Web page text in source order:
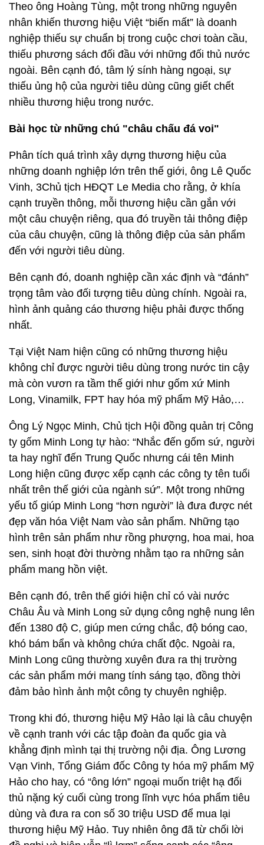
Theo ông Hoàng Tùng, một trong những nguyên
nhân khiến thương hiệu Việt “biến mất” là doanh
nghiệp thiếu sự chuẩn bị trong cuộc chơi toàn cầu,
thiếu phương sách đối đầu với những đối thủ nước
ngoài. Bên cạnh đó, tâm lý sính hàng ngoại, sự
thiếu ủng hộ của người tiêu dùng cũng giết chết
nhiều thương hiệu trong nước.
Bài học từ những chú "châu chấu đá voi"
Phân tích quá trình xây dựng thương hiệu của
những doanh nghiệp lớn trên thế giới, ông Lê Quốc
Vinh, 3Chủ tịch HĐQT Le Media cho rằng, ở khía
cạnh truyền thông, mỗi thương hiệu cần gắn với
một câu chuyện riêng, qua đó truyền tải thông điệp
của câu chuyện, cũng là thông điệp của sản phẩm
đến với người tiêu dùng.
Bên cạnh đó, doanh nghiệp cần xác định và “đánh”
trọng tâm vào đối tượng tiêu dùng chính. Ngoài ra,
hình ảnh quảng cáo thương hiệu phải được thống
nhất.
Tại Việt Nam hiện cũng có những thương hiệu
không chỉ được người tiêu dùng trong nước tin cậy
mà còn vươn ra tầm thế giới như gốm xứ Minh
Long, Vinamilk, FPT hay hóa mỹ phẩm Mỹ Hảo,…
Ông Lý Ngọc Minh, Chủ tịch Hội đồng quản trị Công
ty gốm Minh Long tự hào: “Nhắc đến gốm sứ, người
ta hay nghĩ đến Trung Quốc nhưng cái tên Minh
Long hiện cũng được xếp cạnh các công ty tên tuổi
nhất trên thế giới của ngành sứ”. Một trong những
yếu tố giúp Minh Long “hơn người” là đưa được nét
đẹp văn hóa Việt Nam vào sản phẩm. Những tạo
hình trên sản phẩm như rồng phượng, hoa mai, hoa
sen, sinh hoạt đời thường nhằm tạo ra những sản
phẩm mang hồn việt.
Bên cạnh đó, trên thế giới hiện chỉ có vài nước
Châu Âu và Minh Long sử dụng công nghệ nung lên
đến 1380 độ C, giúp men cứng chắc, độ bóng cao,
khó bám bẩn và không chứa chất độc. Ngoài ra,
Minh Long cũng thường xuyên đưa ra thị trường
các sản phẩm mới mang tính sáng tạo, đồng thời
đảm bảo hình ảnh một công ty chuyên nghiệp.
Trong khi đó, thương hiệu Mỹ Hảo lại là câu chuyện
về cạnh tranh với các tập đoàn đa quốc gia và
khẳng định mình tại thị trường nội địa. Ông Lương
Vạn Vinh, Tổng Giám đốc Công ty hóa mỹ phẩm Mỹ
Hảo cho hay, có “ông lớn” ngoại muốn triệt hạ đối
thủ nặng ký cuối cùng trong lĩnh vực hóa phẩm tiêu
dùng và đưa ra con số 30 triệu USD để mua lại
thương hiệu Mỹ Hảo. Tuy nhiên ông đã từ chối lời